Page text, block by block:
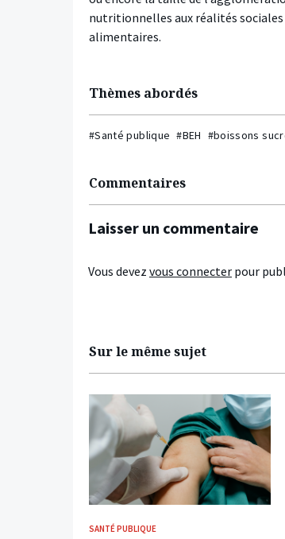
nutritionnelles aux réalités
alimentaires.
Thèmes abordés
#Santé publique #BEH #boissons
Commentaires
Laisser un commentaire
Vous devez vous connecter pour
Sur le même sujet
SANTÉ PUBLIQUE